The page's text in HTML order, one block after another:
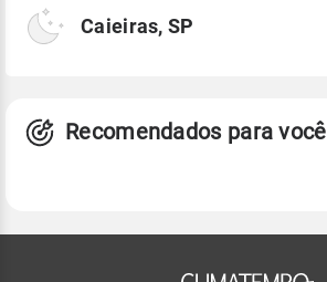
Caieiras, SP
Recomendados para você